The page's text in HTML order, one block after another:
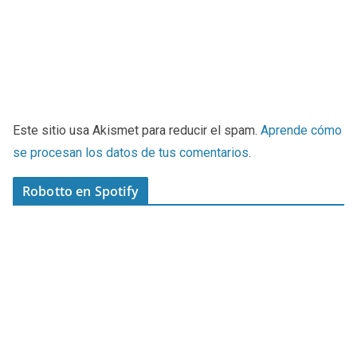
Este sitio usa Akismet para reducir el spam. Aprende cómo
se procesan los datos de tus comentarios.
Robotto en Spotify